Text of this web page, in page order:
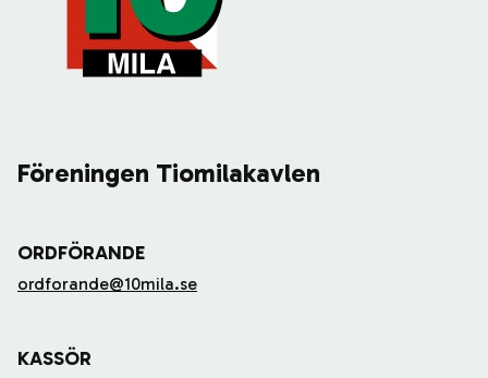
Föreningen Tiomilakavlen
ORDFÖRANDE
ordforande@10mila.se
KASSÖR